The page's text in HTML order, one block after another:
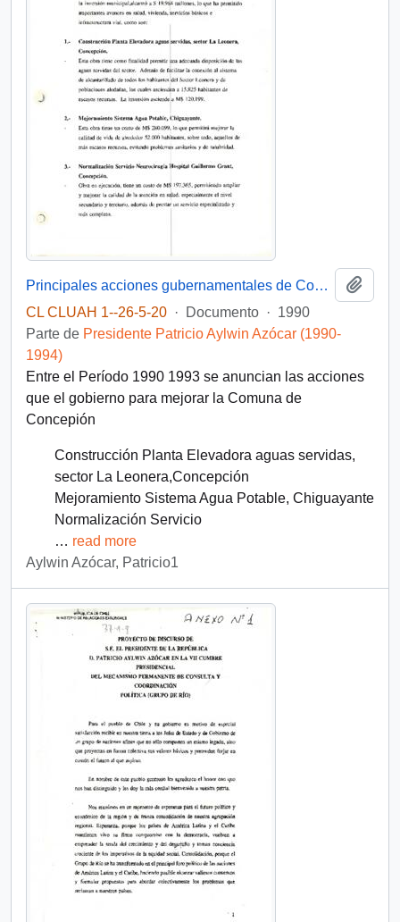
Principales acciones gubernamentales de Concepción entre 1990-1993
CL CLUAH 1--26-5-20 · Documento · 1990
Parte de Presidente Patricio Aylwin Azócar (1990-
1994)
Entre el Período 1990 1993 se anuncian las acciones
que el gobierno para mejorar la Comuna de
Concepión
Construcción Planta Elevadora aguas servidas,
sector La Leonera,Concepción
Mejoramiento Sistema Agua Potable, Chiguayante
Normalización Servicio
… read more
Aylwin Azócar, Patricio1